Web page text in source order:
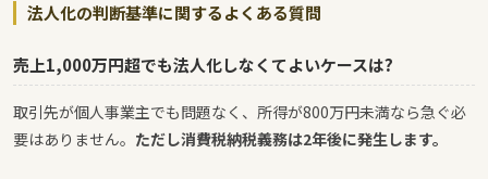
法人化の判断基準に関するよくある質問
売上1,000万円超でも法人化しなくてよいケースは?
取引先が個人事業主でも問題なく、所得が800万円未満なら急ぐ必
要はありません。 ただし消費税納税義務は2年後に発生します。